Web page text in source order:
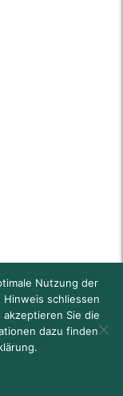
Nutzung der
Hinweis schliessen
Sie die
dazu finden